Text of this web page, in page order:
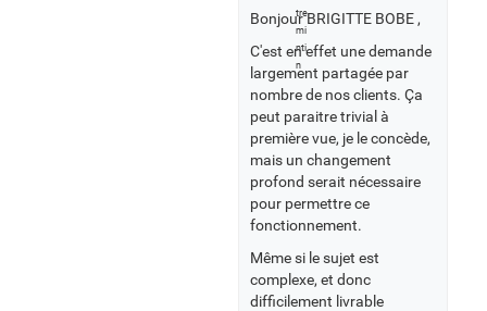
Bonjour BRIGITTE BOBE ,
C'est en effet une demande
largement partagée par
nombre de nos clients. Ça
peut paraitre trivial à
première vue, je le concède,
mais un changement
profond serait nécessaire
pour permettre ce
fonctionnement.
Même si le sujet est
complexe, et donc
difficilement livrable